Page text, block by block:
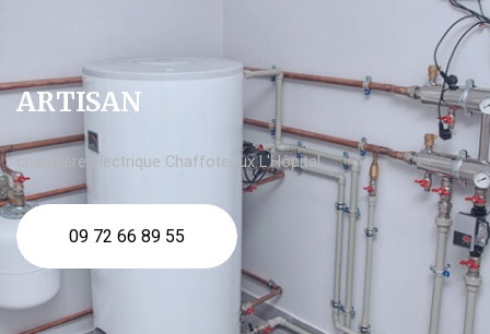
ARTISAN
chaudière électrique Chaffoteaux L'Hôpital
09 72 66 89 55